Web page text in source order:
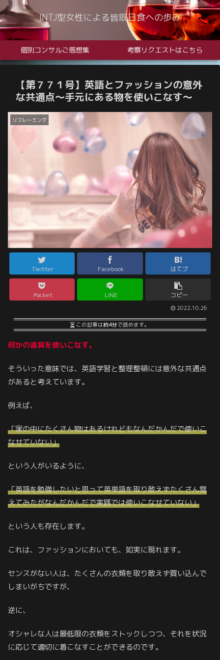
INTJ型女性による皆既日食への歩み
個別コンサルご感想集 考察リクエストはこちら
【第７７１号】英語とファッションの意外
な共通点～手元にある物を使いこなす～
リフレーミング
Twitter Facebook はてブ
Pocket LINE コピー
2022.10.26
この記事は約4分で読めます。
何かの道具を使いこなす。
そういった意味では、英語学習と整理整頓には意外な共通点
があると考えています。
例えば、
「家の中にたくさん物はあるけれどもなんだかんだで使いこ
なせていない」
という人がいるように、
「英語を勉強したいと思って英単語を取り敢えずたくさん覚
えてみたがなんだかんだで実践では使いこなせていない」
という人も存在します。
これは、ファッションにおいても、如実に現れます。
センスがない人は、たくさんの衣類を取り敢えず買い込んで
しまいがちですが、
逆に、
オシャレな人は最低限の衣類をストックしつつ、それを状況
に応じて適切に着こなすことができるのです。